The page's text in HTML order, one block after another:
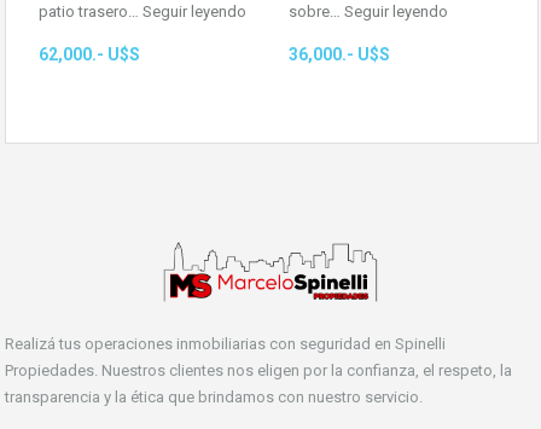
patio trasero… Seguir leyendo
62,000.- U$S
sobre… Seguir leyendo
36,000.- U$S
Realizá tus operaciones inmobiliarias con seguridad en Spinelli
Propiedades. Nuestros clientes nos eligen por la confianza, el respeto, la
transparencia y la ética que brindamos con nuestro servicio.